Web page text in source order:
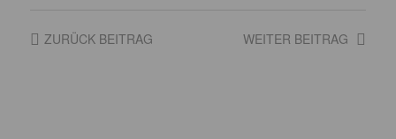
WEITER BEITRAG
ZURÜCKBEITRAG